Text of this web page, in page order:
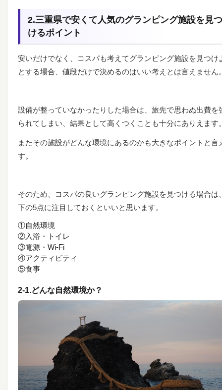
2.三重県で安くて人気のグランピング施設を見つ
けるポイント
安いだけでなく、コスパも考えてグランピング施設を見つけ
とする場合、値段だけで決めるのはいい考えとは言えません
設備が整っていなかったりした場合は、旅先で思わぬ出費を
られてしまい、結果として高くつくことも十分にありえます
またその施設がどんな環境にあるのかも大きなポイントと言
す。
そのため、コスパの良いグランピング施設を見つける場合は
下の5点に注目しておくといいと思います。
①自然環境
②入浴・トイレ
③電源・Wi-Fi
④アクティビティ
⑤食事
2-1.どんな自然環境か？